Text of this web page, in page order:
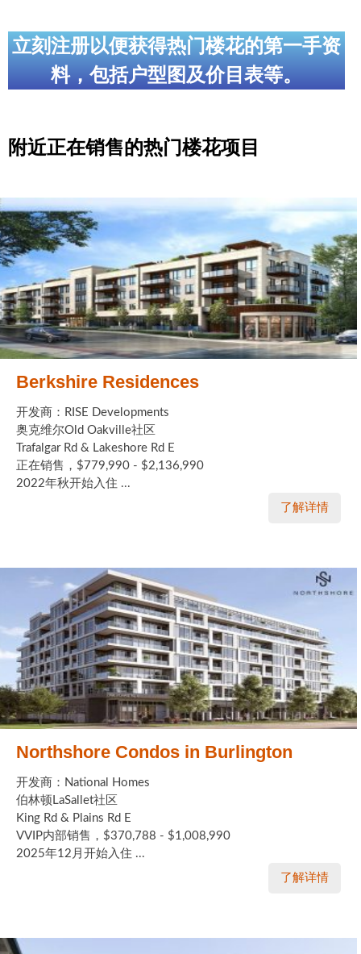
立刻注册以便获得热门楼花的第一手资
料，包括户型图及价目表等。
附近正在销售的热门楼花项目
Berkshire Residences
开发商：RISE Developments
奥克维尔Old Oakville社区
Trafalgar Rd & Lakeshore Rd E
正在销售，$779,990 - $2,136,990
2022年秋开始入住 ...
了解详情
Northshore Condos in Burlington
开发商：National Homes
伯林顿LaSallet社区
King Rd & Plains Rd E
VVIP内部销售，$370,788 - $1,008,990
2025年12月开始入住 ...
了解详情